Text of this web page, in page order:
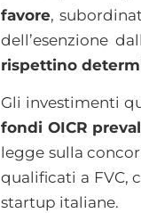
favore,
dell’esenzione
rispettino
Gli investimenti
fondi OICR
legge sulla
qualificati a FVC,
startup italiane.